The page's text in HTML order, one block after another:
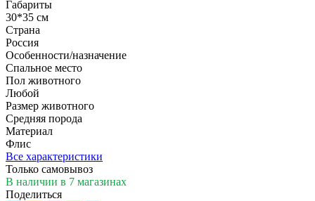
Габариты
30*35 см
Страна
Россия
Особенности/назначение
Спальное место
Пол животного
Любой
Размер животного
Средняя порода
Материал
Флис
Все характеристики
Только самовывоз
В наличии в 7 магазинах
Поделиться